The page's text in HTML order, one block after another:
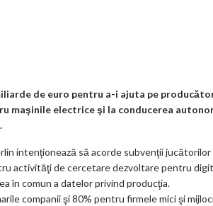
de euro pentru a-i ajuta pe
maşinile electrice şi la conducerea
intenţionează să acorde subvenţii jucătorilor
activităţi de cercetare dezvoltare pentru
în comun a datelor privind producţia.
companii şi 80% pentru firmele mici şi